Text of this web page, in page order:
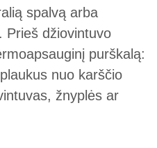
spalvą arba
Prieš džiovintuvo
purškalą:
nuo karščio
žnyplės ar